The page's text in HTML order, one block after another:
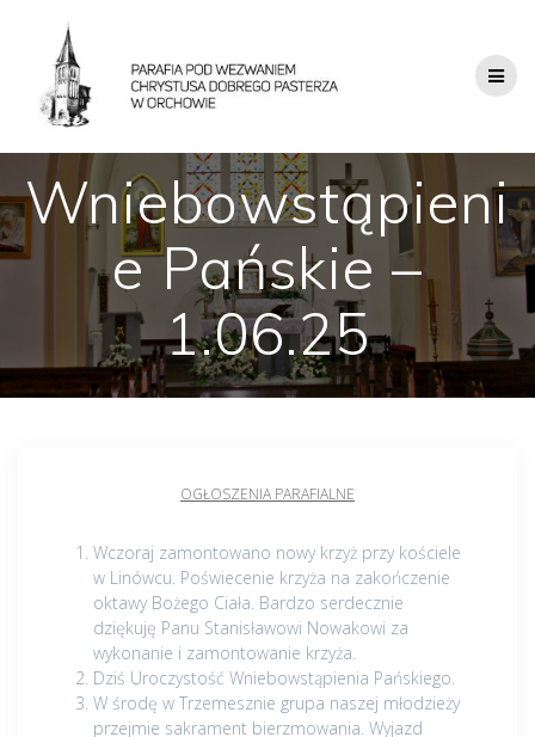
Wniebowstąpieni
e Pańskie –
1.06.25
OGŁOSZENIA PARAFIALNE
Wczoraj zamontowano nowy krzyż przy kościele
w Linówcu. Poświecenie krzyża na zakończenie
oktawy Bożego Ciała. Bardzo serdecznie
dziękuję Panu Stanisławowi Nowakowi za
wykonanie i zamontowanie krzyża.
Dziś Uroczystość Wniebowstąpienia Pańskiego.
W środę w Trzemesznie grupa naszej młodzieży
przejmie sakrament bierzmowania. Wyjazd